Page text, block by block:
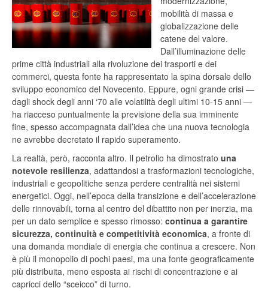
mobilità di massa e
globalizzazione delle
catene del valore.
Dall’illuminazione delle
prime città industriali alla rivoluzione dei trasporti e dei
commerci, questa fonte ha rappresentato la spina dorsale dello
sviluppo economico del Novecento. Eppure, ogni grande crisi —
dagli shock degli anni ‘70 alle volatilità degli ultimi 10-15 anni —
ha riacceso puntualmente la previsione della sua imminente
fine, spesso accompagnata dall’idea che una nuova tecnologia
ne avrebbe decretato il rapido superamento.
La realtà, però, racconta altro. Il petrolio ha dimostrato una
notevole resilienza, adattandosi a trasformazioni tecnologiche,
industriali e geopolitiche senza perdere centralità nei sistemi
energetici. Oggi, nell’epoca della transizione e dell’accelerazione
delle rinnovabili, torna al centro del dibattito non per inerzia, ma
per un dato semplice e spesso rimosso: continua a garantire
sicurezza, continuità e competitività economica, a fronte di
una domanda mondiale di energia che continua a crescere. Non
è più il monopolio di pochi paesi, ma una fonte geograficamente
più distribuita, meno esposta ai rischi di concentrazione e ai
capricci dello “sceicco” di turno.